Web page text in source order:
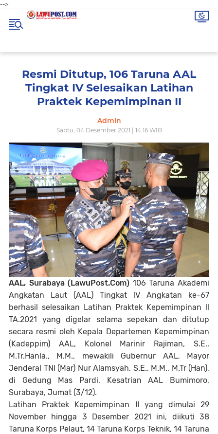
-->
Resmi Ditutup, 106 Taruna AAL
Tingkat IV Selesaikan Latihan
Praktek Kepemimpinan II
Admin
Sabtu, 04 Desember 2021 | 14.16 WIB
AAL, Surabaya (LawuPost.Com) 106 Taruna Akademi
Angkatan Laut (AAL) Tingkat lV Angkatan ke-67
berhasil selesaikan Latihan Praktek Kepemimpinan ll
TA.2021 yang digelar selama sepekan dan ditutup
secara resmi oleh Kepala Departemen Kepemimpinan
(Kadeppim) AAL, Kolonel Marinir Rajiman, S.E.,
M.Tr.Hanla., M.M., mewakili Gubernur AAL, Mayor
Jenderal TNI (Mar) Nur Alamsyah, S.E., M.M., M.Tr (Han),
di Gedung Mas Pardi, Kesatrian AAL Bumimoro,
Surabaya, Jumat (3/12).
Latihan Praktek Kepemimpinan II yang dimulai 29
November hingga 3 Desember 2021 ini, diikuti 38
Taruna Korps Pelaut, 14 Taruna Korps Teknik, 14 Taruna